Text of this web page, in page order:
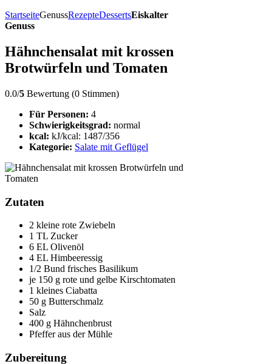
StartseiteGenussRezepteDessertsEiskalter
Genuss
Hähnchensalat mit krossen
Brotwürfeln und Tomaten
0.0/5 Bewertung (0 Stimmen)
Für Personen: 4
Schwierigkeitsgrad: normal
kcal: kJ/kcal: 1487/356
Kategorie: Salate mit Geflügel
Zutaten
2 kleine rote Zwiebeln
1 TL Zucker
6 EL Olivenöl
4 EL Himbeeressig
1/2 Bund frisches Basilikum
je 150 g rote und gelbe Kirschtomaten
1 kleines Ciabatta
50 g Butterschmalz
Salz
400 g Hähnchenbrust
Pfeffer aus der Mühle
Zubereitung